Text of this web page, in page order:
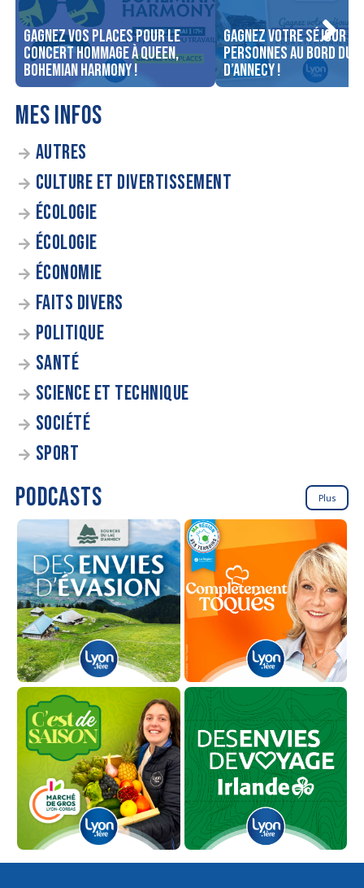
Gagnez vos places pour le
concert Hommage à Queen,
Bohemian Harmony !
Gagnez votre séjour
personnes au bord du
d’Annecy !
MES INFOS
AUTRES
CULTURE ET DIVERTISSEMENT
ÉCOLOGIE
ÉCOLOGIE
ÉCONOMIE
FAITS DIVERS
POLITIQUE
SANTÉ
SCIENCE ET TECHNIQUE
SOCIÉTÉ
SPORT
PODCASTS Plus